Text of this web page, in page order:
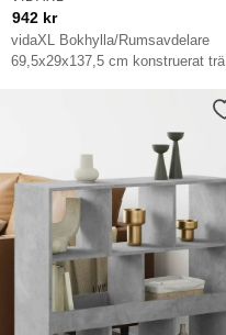
vidaXL Bokhylla/Rumsavdelare
69,5x29x137,5 cm konstruerat trä
942 kr